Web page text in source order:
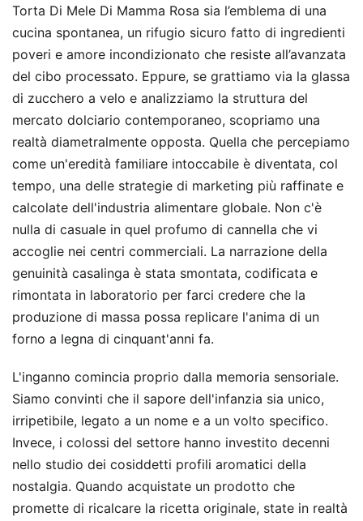
Torta Di Mele Di Mamma Rosa sia l’emblema di una
cucina spontanea, un rifugio sicuro fatto di ingredienti
poveri e amore incondizionato che resiste all’avanzata
del cibo processato. Eppure, se grattiamo via la glassa
di zucchero a velo e analizziamo la struttura del
mercato dolciario contemporaneo, scopriamo una
realtà diametralmente opposta. Quella che percepiamo
come un'eredità familiare intoccabile è diventata, col
tempo, una delle strategie di marketing più raffinate e
calcolate dell'industria alimentare globale. Non c'è
nulla di casuale in quel profumo di cannella che vi
accoglie nei centri commerciali. La narrazione della
genuinità casalinga è stata smontata, codificata e
rimontata in laboratorio per farci credere che la
produzione di massa possa replicare l'anima di un
forno a legna di cinquant'anni fa.
L'inganno comincia proprio dalla memoria sensoriale.
Siamo convinti che il sapore dell'infanzia sia unico,
irripetibile, legato a un nome e a un volto specifico.
Invece, i colossi del settore hanno investito decenni
nello studio dei cosiddetti profili aromatici della
nostalgia. Quando acquistate un prodotto che
promette di ricalcare la ricetta originale, state in realtà